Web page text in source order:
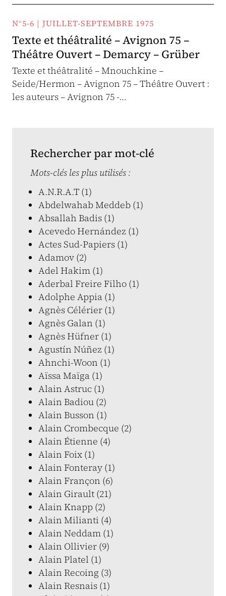
N°5-6 | JUILLET-SEPTEMBRE 1975
Texte et théâtralité – Avignon 75 –
Théâtre Ouvert – Demarcy – Grüber
Texte et théâtralité – Mnouchkine –
Seide/Hermon – Avignon 75 – Théâtre Ouvert :
les auteurs – Avignon 75 -…
Rechercher par mot-clé
Mots-clés les plus utilisés :
A.N.R.A.T (1)
Abdelwahab Meddeb (1)
Absallah Badis (1)
Acevedo Hernández (1)
Actes Sud-Papiers (1)
Adamov (2)
Adel Hakim (1)
Aderbal Freire Filho (1)
Adolphe Appia (1)
Agnès Célérier (1)
Agnès Galan (1)
Agnès Hüfner (1)
Agustín Núñez (1)
Ahnchi-Woon (1)
Aïssa Maïga (1)
Alain Astruc (1)
Alain Badiou (2)
Alain Busson (1)
Alain Crombecque (2)
Alain Étienne (4)
Alain Foix (1)
Alain Fonteray (1)
Alain Françon (6)
Alain Girault (21)
Alain Knapp (2)
Alain Milianti (4)
Alain Neddam (1)
Alain Ollivier (9)
Alain Platel (1)
Alain Recoing (3)
Alain Resnais (1)